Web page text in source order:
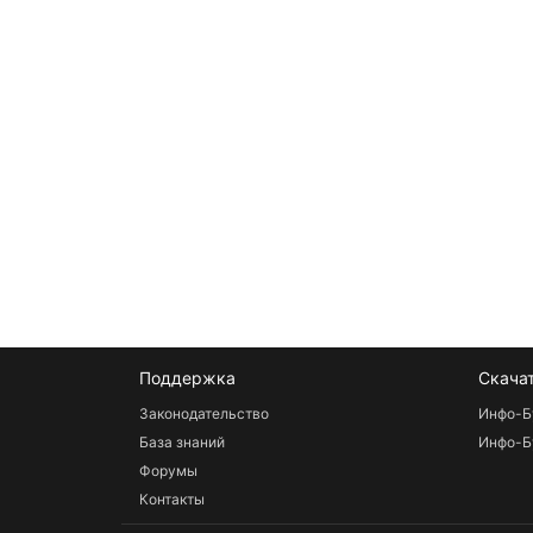
Поддержка
Законодательство
База знаний
Форумы
Контакты
Инфо-
Инфо-